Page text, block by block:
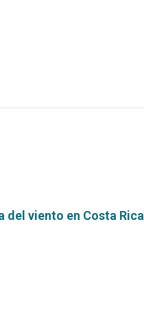
del viento en Costa Rica